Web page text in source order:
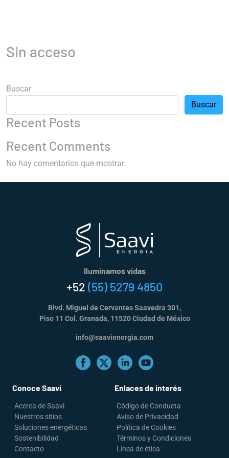
Sin acceso
Buscar
Buscar
Recent Posts
Recent Comments
No hay comentarios que mostrar.
Iluminamos vidas
+52 (55) 5279 4850
Blvd. Miguel de Cervantes Saavedra 301,
Piso 11 Col. Granada, 11520 Ciudad de México
info@saavienergia.com
Conoce Saavi
Acerca de Saavi
Nuestros sitios
Soluciones energéticas
Sostenibilidad
Contacto
Enlaces de interés
Código de Conducta
Aviso de Privacidad
Política de Cookies
Términos y Condiciones
Línea de ética